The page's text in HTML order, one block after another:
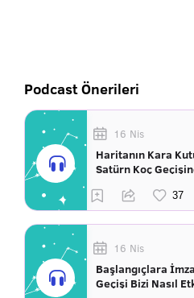
Podcast Önerileri
16 Nis
Haritanın Kara
Satürn Koç
16 Nis
Başlangıçlara
Geçişi Bizi Nasıl